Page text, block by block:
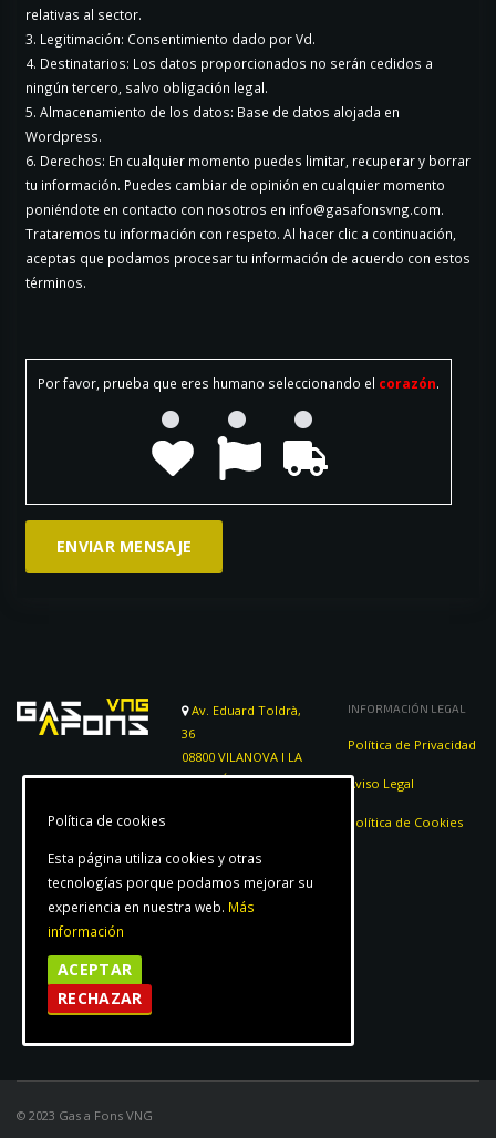
relativas al sector.
3. Legitimación: Consentimiento dado por Vd.
4. Destinatarios: Los datos proporcionados no serán cedidos a
ningún tercero, salvo obligación legal.
5. Almacenamiento de los datos: Base de datos alojada en
Wordpress.
6. Derechos: En cualquier momento puedes limitar, recuperar y borrar
tu información. Puedes cambiar de opinión en cualquier momento
poniéndote en contacto con nosotros en info@gasafonsvng.com.
Trataremos tu información con respeto. Al hacer clic a continuación,
aceptas que podamos procesar tu información de acuerdo con estos
términos.
Por favor, prueba que eres humano seleccionando el corazón.
Av. Eduard Toldrà,
36
08800 VILANOVA I LA
GELTRÚ (Barcelona)
938 147 203
639 406 541
INFORMACIÓN LEGAL
Política de Privacidad
Aviso Legal
Política de Cookies
© 2023 Gas a Fons VNG
Política de cookies
Esta página utiliza cookies y otras
tecnologías porque podamos mejorar su
experiencia en nuestra web. Más
información
ACEPTAR
RECHAZAR